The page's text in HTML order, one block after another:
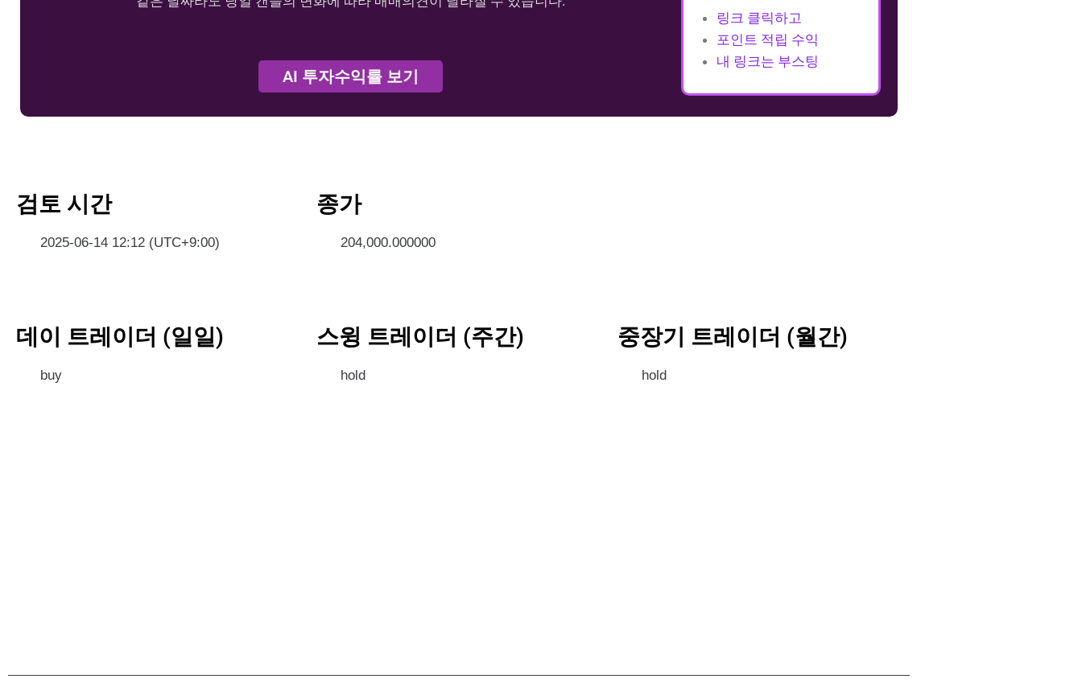
AI 투자수익률 보기
링크 클릭하고
포인트 적립 수익
내 링크는 부스팅
검토 시간
2025-06-14 12:12 (UTC+9:00)
종가
204,000.000000
데이 트레이더 (일일)
buy
스윙 트레이더 (주간)
hold
중장기 트레이더 (월간)
hold